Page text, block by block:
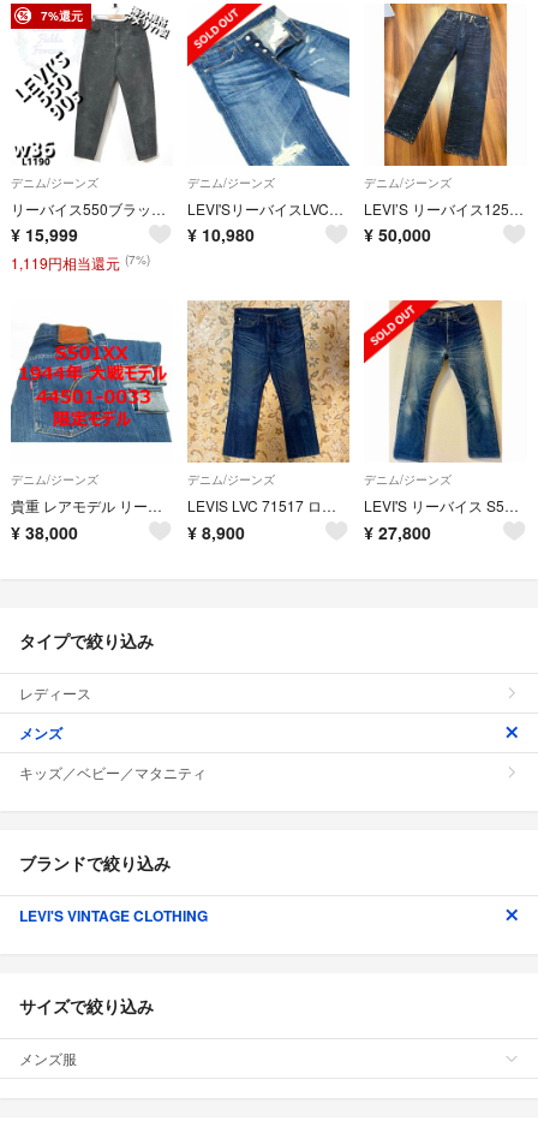
7%還元
デニム/ジーンズ
リーバイス550ブラックデニムパンツL1190w36極太90sアメリカ製古着
¥ 15,999
1,119円相当還元 (7%)
デニム/ジーンズ
LEVI'SリーバイスLVC83501▼赤耳最終モデル復刻▼32▼W約78㎝
¥ 10,980
デニム/ジーンズ
LEVI’S リーバイス125周年 記念モデル カスタム？W33
¥ 50,000
デニム/ジーンズ
貴重 レアモデル リーバイス 501 S501XX 44501 大戦モデル 限定
¥ 38,000
デニム/ジーンズ
LEVIS LVC 71517 ローライズカスタマイズド BIGE 32 00s
¥ 8,900
デニム/ジーンズ
LEVI'S リーバイス S501XX 大戦 44年復刻 W29
¥ 27,800
タイプで絞り込み
レディース
メンズ
キッズ／ベビー／マタニティ
ブランドで絞り込み
LEVI'S VINTAGE CLOTHING
サイズで絞り込み
メンズ服